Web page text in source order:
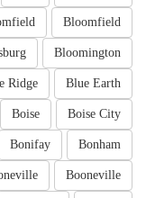
Bloomfield
Bloomington
Blue Earth
Ridge
Boise City
Boise
Bonham
Bonifay
Booneville